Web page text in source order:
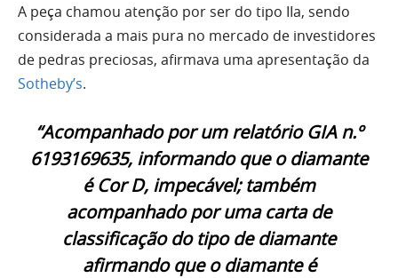
A peça chamou atenção por ser do tipo IIa, sendo
considerada a mais pura no mercado de investidores
de pedras preciosas, afirmava uma apresentação da
Sotheby’s.
“Acompanhado por um relatório GIA n.º
6193169635, informando que o diamante
é Cor D, impecável; também
acompanhado por uma carta de
classificação do tipo de diamante
afirmando que o diamante é